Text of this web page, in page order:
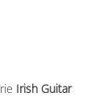
Irish Guitar